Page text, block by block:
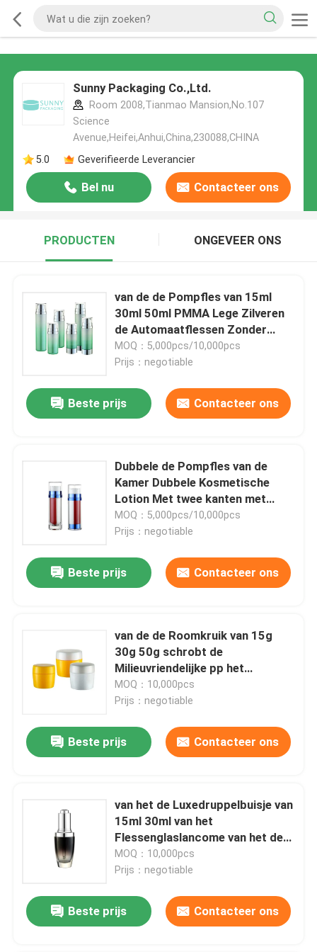
Sunny Packaging Co.,Ltd.
Room 2008,Tianmao Mansion,No.107
Science
Avenue,Heifei,Anhui,China,230088,CHINA
5.0
Geverifieerde Leverancier
Bel nu Contacteer ons
PRODUCTEN ONGEVEER ONS
van de de Pompfles van 15ml
30ml 50ml PMMA Lege Zilveren
de Automaatflessen Zonder
lucht Zonder lucht
MOQ：5,000pcs/10,000pcs
Prijs：negotiable
Beste prijs Contacteer ons
Dubbele de Pompfles van de
Kamer Dubbele Kosmetische
Lotion Met twee kanten met
Duidelijk GLB
MOQ：5,000pcs/10,000pcs
Prijs：negotiable
Beste prijs Contacteer ons
van de de Roomkruik van 15g
30g 50g schrobt de
Milieuvriendelijke pp het
Lichaamsboter Kruiken
Kosmetische Kruiken
MOQ：10,000pcs
Prijs：negotiable
Beste prijs Contacteer ons
van het de Luxedruppelbuisje van
15ml 30ml van het
Flessenglaslancome van het de
Essentie Lege Oog de
Dalingsfles
MOQ：10,000pcs
Prijs：negotiable
Beste prijs Contacteer ons